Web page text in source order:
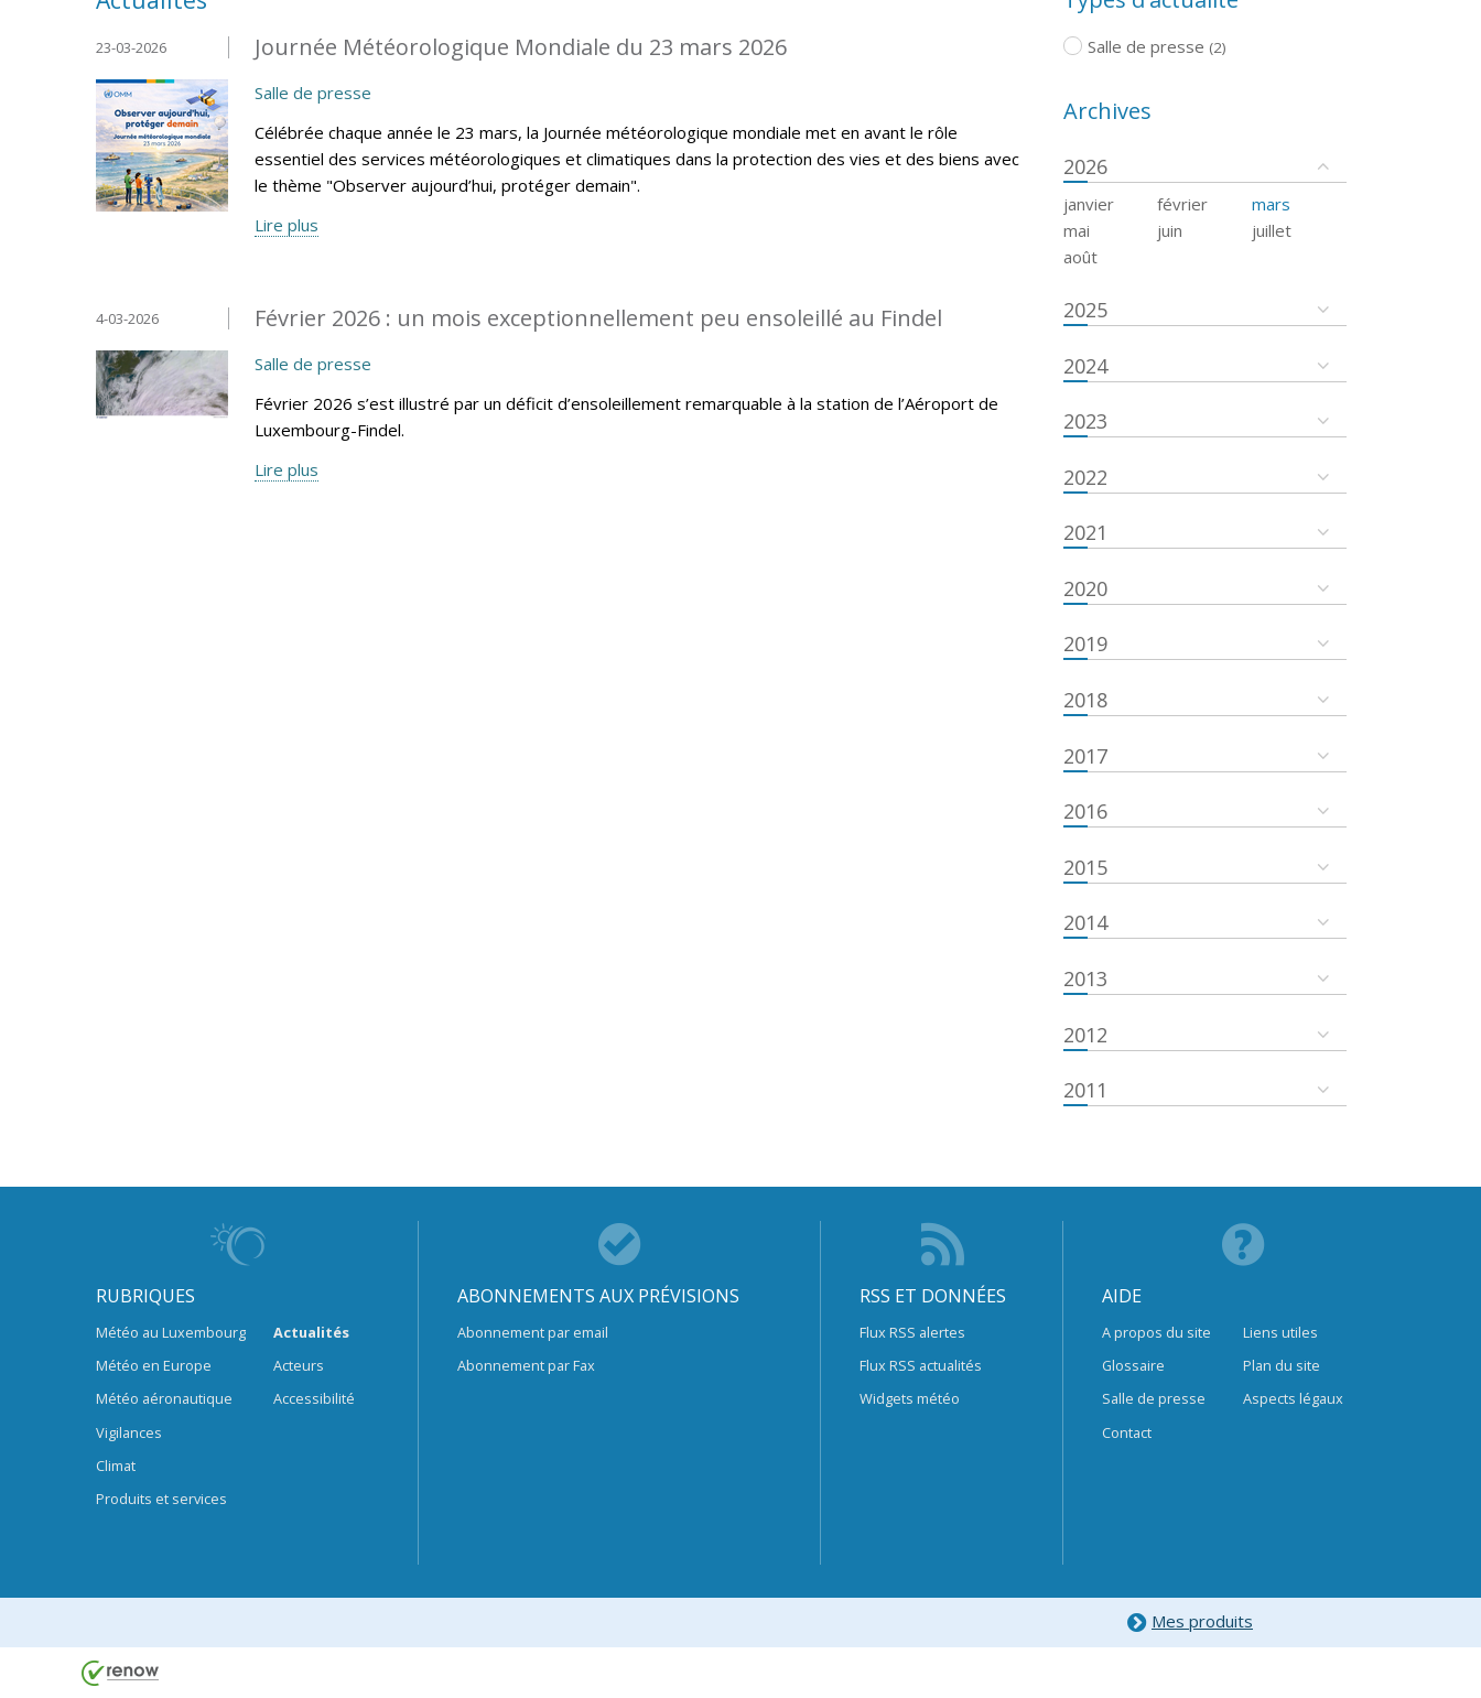
Journée Météorologique Mondiale du 23 mars 2026
23-03-2026
Salle de presse
Célébrée chaque année le 23 mars, la Journée météorologique mondiale met en avant le rôle
essentiel des services météorologiques et climatiques dans la protection des vies et des biens avec
le thème "Observer aujourd’hui, protéger demain".
Lire plus
Février 2026 : un mois exceptionnellement peu ensoleillé au Findel
4-03-2026
Salle de presse
Février 2026 s’est illustré par un déficit d’ensoleillement remarquable à la station de l’Aéroport de
Luxembourg-Findel.
Lire plus
Salle de presse (2)
Archives
2026
janvier février
mars
mai
juin
juillet
août
2025
2024
2023
2022
2021
2020
2019
2018
2017
2016
2015
2014
2013
2012
2011
RUBRIQUES
Météo au Luxembourg
Météo en Europe
Météo aéronautique
Vigilances
Climat
Produits et services
Actualités
Acteurs
Accessibilité
ABONNEMENTS AUX PRÉVISIONS
Abonnement par email
Abonnement par Fax
RSS ET DONNÉES
Flux RSS alertes
Flux RSS actualités
Widgets météo
AIDE
A propos du site
Glossaire
Salle de presse
Contact
Liens utiles
Plan du site
Aspects légaux
Mes produits